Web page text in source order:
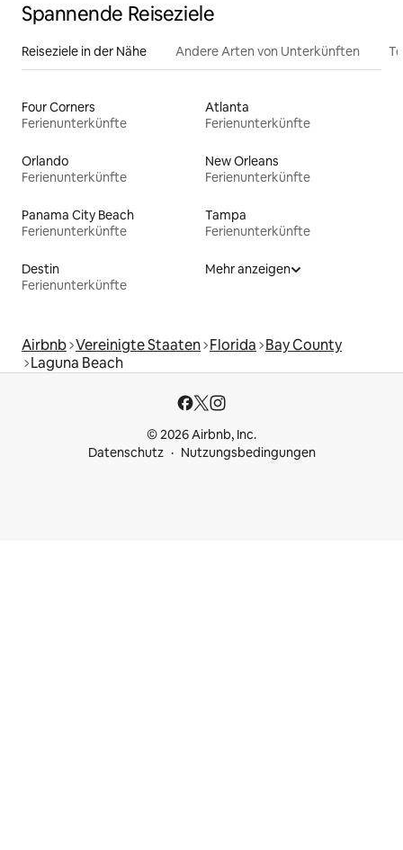
Spannende Reiseziele
Reiseziele in der Nähe Andere Arten von Unterkünften
Four Corners
Ferienunterkünfte
Atlanta
Ferienunterkünfte
Orlando
Ferienunterkünfte
New Orleans
Ferienunterkünfte
Panama City Beach
Ferienunterkünfte
Tampa
Ferienunterkünfte
Destin
Ferienunterkünfte
Mehr anzeigen
Airbnb Vereinigte Staaten Florida Bay County
Laguna Beach
© 2026 Airbnb, Inc.
Datenschutz
Nutzungsbedingungen